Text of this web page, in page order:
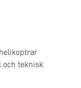
och teknisk